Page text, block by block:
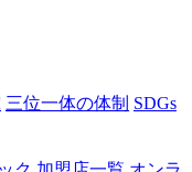
三位一体の体制 SDGs